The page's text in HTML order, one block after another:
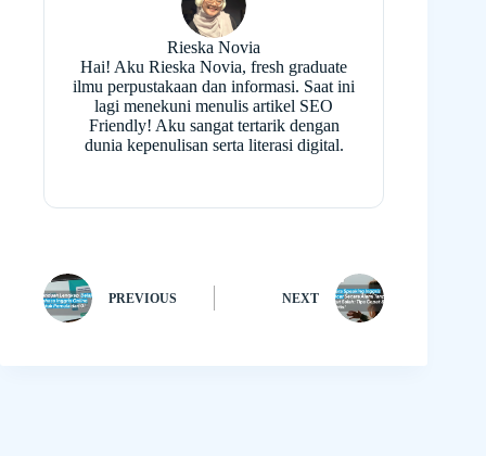
Rieska Novia
Hai! Aku Rieska Novia, fresh graduate
ilmu perpustakaan dan informasi. Saat ini
lagi menekuni menulis artikel SEO
Friendly! Aku sangat tertarik dengan
dunia kepenulisan serta literasi digital.
PREVIOUS NEXT